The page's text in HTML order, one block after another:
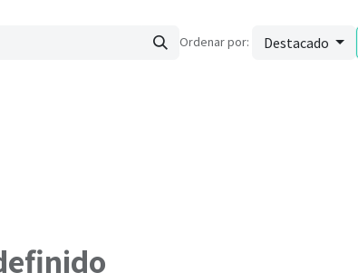
Ordenar por: Destacado